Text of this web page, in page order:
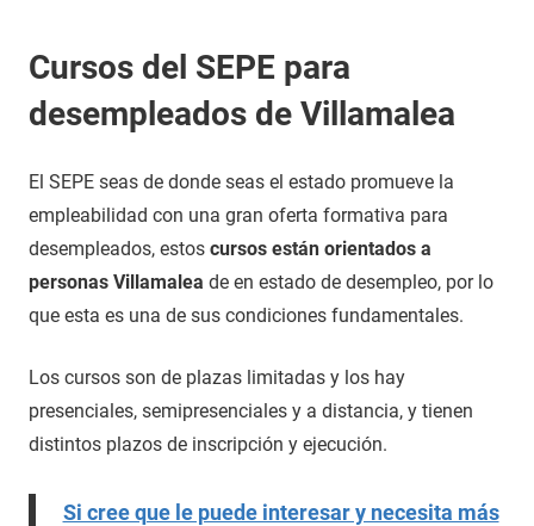
Cursos del SEPE para
desempleados de Villamalea
El SEPE seas de donde seas el estado promueve la
empleabilidad con una gran oferta formativa para
desempleados, estos cursos están orientados a
personas Villamalea de en estado de desempleo, por lo
que esta es una de sus condiciones fundamentales.
Los cursos son de plazas limitadas y los hay
presenciales, semipresenciales y a distancia, y tienen
distintos plazos de inscripción y ejecución.
Si cree que le puede interesar y necesita más